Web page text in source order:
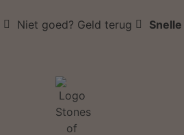
Niet goed? Geld terug Snelle